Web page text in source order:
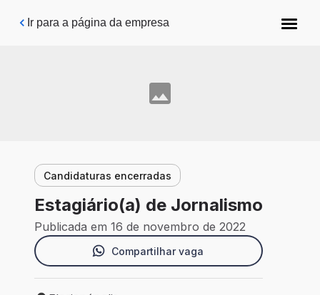
Pular para o conteúdo principal
Ir para a página da empresa
Candidaturas encerradas
Estagiário(a) de Jornalismo
Publicada em 16 de novembro de 2022
Compartilhar vaga